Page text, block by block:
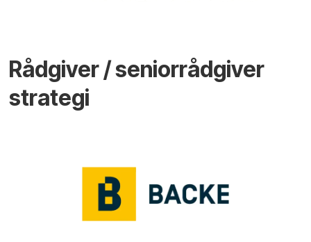
Rådgiver / seniorrådgiver
strategi